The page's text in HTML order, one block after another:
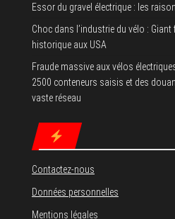
Essor du gravel électrique : les
Choc dans l’industrie du vélo :
historique aux USA
Fraude massive aux vélos
2500 conteneurs saisis et des
vaste réseau
Contactez-nous
Données personnelles
Mentions légales